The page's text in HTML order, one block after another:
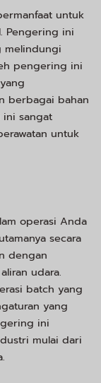
untuk
Pengering ini
melindungi
pengering ini
berbagai bahan
ini sangat
untuk
operasi Anda
secara
dengan
udara.
batch yang
yang
ini
mulai dari